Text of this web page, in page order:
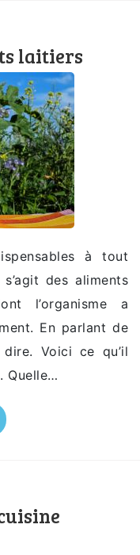
laitiers
à tout
des aliments
l’organisme a
En parlant de
Voici ce qu’il
Quelle…